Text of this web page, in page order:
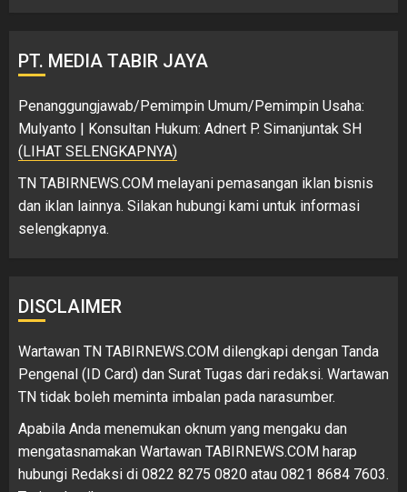
PT. MEDIA TABIR JAYA
Penanggungjawab/Pemimpin Umum/Pemimpin Usaha:
Mulyanto | Konsultan Hukum: Adnert P. Simanjuntak SH
(LIHAT SELENGKAPNYA)
TN TABIRNEWS.COM melayani pemasangan iklan bisnis
dan iklan lainnya. Silakan hubungi kami untuk informasi
selengkapnya.
DISCLAIMER
Wartawan TN TABIRNEWS.COM dilengkapi dengan Tanda
Pengenal (ID Card) dan Surat Tugas dari redaksi. Wartawan
TN tidak boleh meminta imbalan pada narasumber.
Apabila Anda menemukan oknum yang mengaku dan
mengatasnamakan Wartawan TABIRNEWS.COM harap
hubungi Redaksi di 0822 8275 0820 atau 0821 8684 7603.